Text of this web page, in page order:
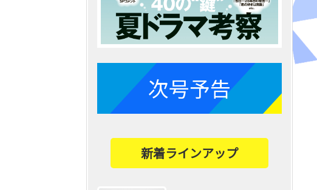
次号予告
新着ラインアップ